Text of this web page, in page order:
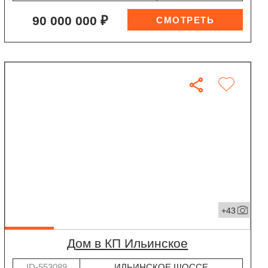
90 000 000 ₽
+43
дом в КП Ильинское